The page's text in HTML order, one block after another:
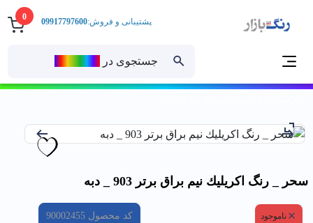
0
جستجوی در
پشتیبانی و فروش:09917797600
سحر _ رنگ اكريليك نيم براق برتر 903 _ دبه
ناموجود کد محصول 90002455